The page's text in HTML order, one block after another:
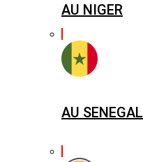
AU NIGER
AU SENEGAL